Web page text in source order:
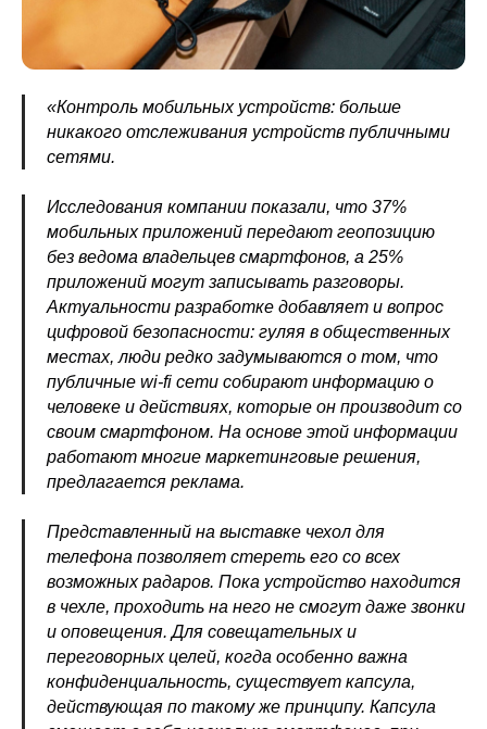
«Контроль мобильных устройств: больше
никакого отслеживания устройств публичными
сетями.
Исследования компании показали, что 37%
мобильных приложений передают геопозицию
без ведома владельцев смартфонов, а 25%
приложений могут записывать разговоры.
Актуальности разработке добавляет и вопрос
цифровой безопасности: гуляя в общественных
местах, люди редко задумываются о том, что
публичные wi-fi сети собирают информацию о
человеке и действиях, которые он производит со
своим смартфоном. На основе этой информации
работают многие маркетинговые решения,
предлагается реклама.
Представленный на выставке чехол для
телефона позволяет стереть его со всех
возможных радаров. Пока устройство находится
в чехле, проходить на него не смогут даже звонки
и оповещения. Для совещательных и
переговорных целей, когда особенно важна
конфиденциальность, существует капсула,
действующая по такому же принципу. Капсула